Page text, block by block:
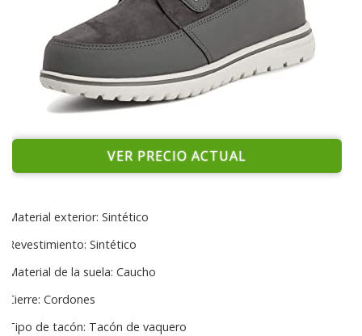
VER PRECIO ACTUAL
Material exterior: Sintético
Revestimiento: Sintético
Material de la suela: Caucho
Cierre: Cordones
Tipo de tacón: Tacón de vaquero